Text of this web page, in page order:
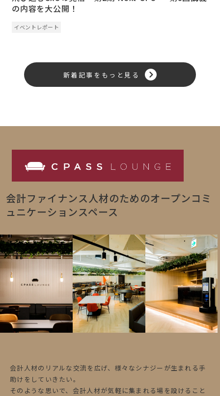
の内容を大公開！
イベントレポート
新着記事をもっと見る
会計ファイナンス人材のためのオープンコミ
ュニケーションスペース
会計人材のリアルな交流を広げ、様々なシナジーが生まれる手
助けをしていきたい。
そのような思いで、会計人材が気軽に集まれる場を設けること